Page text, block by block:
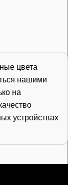
цвета
нашими
на
устройствах